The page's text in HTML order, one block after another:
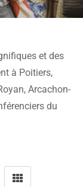
et des
à Poitiers,
Arcachon-
du